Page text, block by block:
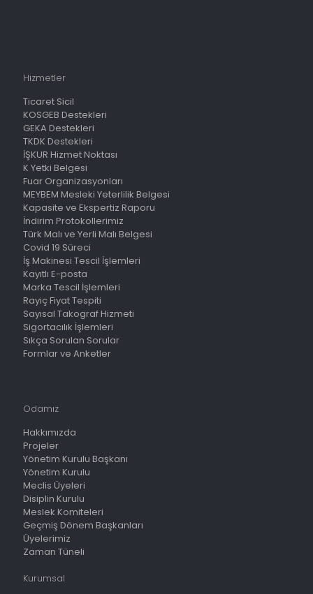
Hizmetler
Ticaret Sicil
KOSGEB Destekleri
GEKA Destekleri
TKDK Destekleri
İŞKUR Hizmet Noktası
K Yetki Belgesi
Fuar Organizasyonları
MEYBEM Mesleki Yeterlilik Belgesi
Kapasite ve Ekspertiz Raporu
İndirim Protokollerimiz
Türk Malı ve Yerli Malı Belgesi
Covid 19 Süreci
İş Makinesi Tescil İşlemleri
Kayıtlı E-posta
Marka Tescil İşlemleri
Rayiç Fiyat Tespiti
Sayısal Takograf Hizmeti
Sigortacılık İşlemleri
Sıkça Sorulan Sorular
Formlar ve Anketler
Odamız
Hakkımızda
Projeler
Yönetim Kurulu Başkanı
Yönetim Kurulu
Meclis Üyeleri
Disiplin Kurulu
Meslek Komiteleri
Geçmiş Dönem Başkanları
Üyelerimiz
Zaman Tüneli
Kurumsal